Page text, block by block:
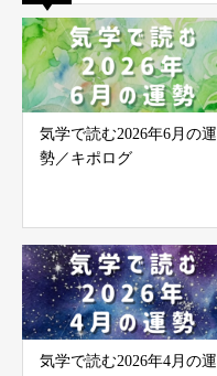
気学で読む2026年6月の運
勢／キポログ
気学で読む2026年4月の運